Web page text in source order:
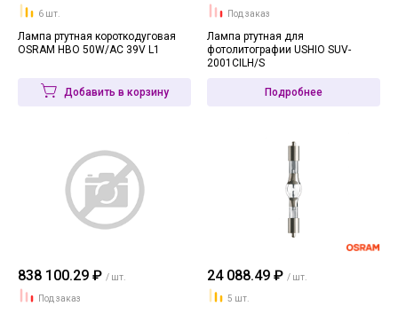
6 шт.
Лампа ртутная короткодуговая
OSRAM HBO 50W/AC 39V L1
Добавить в корзину
Под заказ
Лампа ртутная для
фотолитографии USHIO SUV-
2001CILH/S
Подробнее
838 100.29 ₽ / шт.
Под заказ
24 088.49 ₽ / шт.
5 шт.